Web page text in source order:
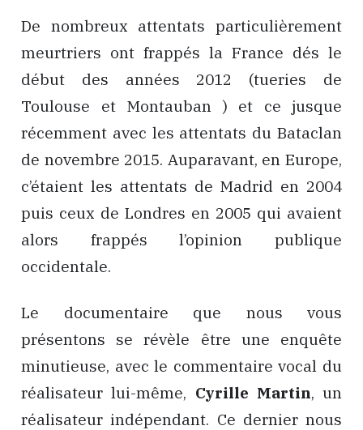
De nombreux attentats particulièrement
meurtriers ont frappés la France dés le
début des années 2012 (tueries de
Toulouse et Montauban ) et ce jusque
récemment avec les attentats du Bataclan
de novembre 2015. Auparavant, en Europe,
c’étaient les attentats de Madrid en 2004
puis ceux de Londres en 2005 qui avaient
alors frappés l’opinion publique
occidentale.
Le documentaire que nous vous
présentons se révèle être une enquête
minutieuse, avec le commentaire vocal du
réalisateur lui-même, Cyrille Martin, un
réalisateur indépendant. Ce dernier nous